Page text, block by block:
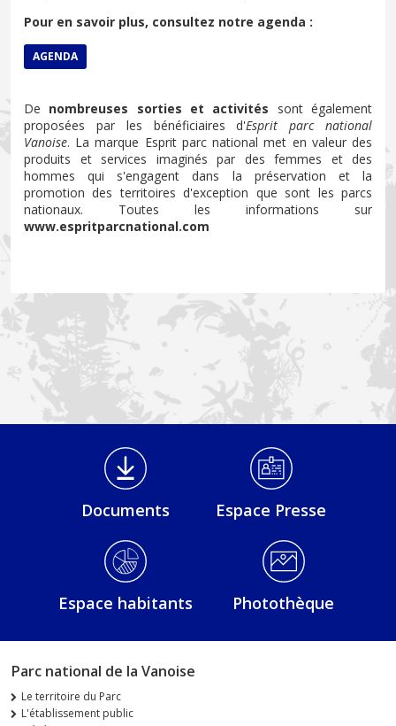
Pour en savoir plus, consultez notre agenda :
AGENDA
De nombreuses sorties et activités sont également
proposées par les bénéficiaires d'Esprit parc national
Vanoise. La marque Esprit parc national met en valeur des
produits et services imaginés par des femmes et des
hommes qui s'engagent dans la préservation et la
promotion des territoires d'exception que sont les parcs
nationaux. Toutes les informations sur
www.espritparcnational.com
Médiathèque Footer
Documents Espace Presse
Espace habitants Photothèque
Parc national de la Vanoise
Le territoire du Parc
L'établissement public